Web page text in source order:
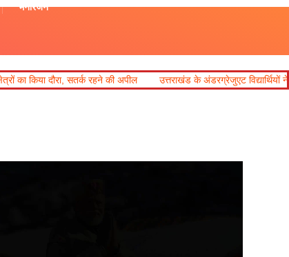
मनोरंजन
रहने की अपील उत्तराखंड के अंडरग्रेजुएट विद्यार्थियों ने नेशनल फाइनेंशियल